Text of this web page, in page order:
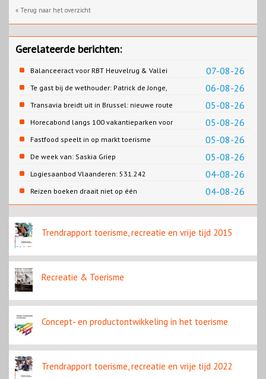
« Terug naar het overzicht
Gerelateerde berichten:
07-08-26
Balanceeract voor RBT Heuvelrug & Vallei
06-08-26
Te gast bij de wethouder: Patrick de Jonge,
Gemeente Emmen
05-08-26
Transavia breidt uit in Brussel: nieuwe route
naar Porto
05-08-26
Horecabond langs 100 vakantieparken voor
Cao-recreatie
05-08-26
Fastfood speelt in op markt toerisme
05-08-26
De week van: Saskia Griep
04-08-26
Logiesaanbod Vlaanderen: 531.242
slaapplaatsen
04-08-26
Reizen boeken draait niet op één
contentbron
Trendrapport toerisme, recreatie en vrije tijd 2015
Recreatie & Toerisme
Concept- en productontwikkeling in het toerisme
Trendrapport toerisme, recreatie en vrije tijd 2022